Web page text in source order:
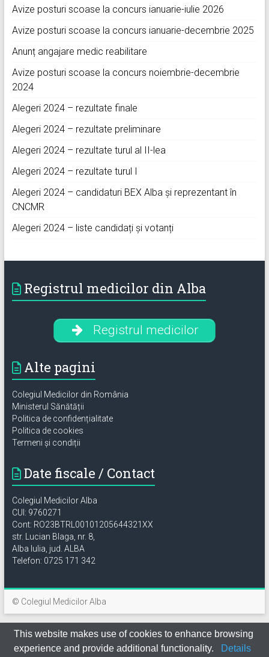
Avize posturi scoase la concurs ianuarie-iulie 2026
Avize posturi scoase la concurs ianuarie-decembrie 2025
Anunț angajare medic reabilitare
Avize posturi scoase la concurs noiembrie-decembrie
2024
Alegeri 2024 – rezultate finale
Alegeri 2024 – rezultate preliminare
Alegeri 2024 – rezultate turul al II-lea
Alegeri 2024 – rezultate turul I
Alegeri 2024 – candidaturi BEX Alba și reprezentant în
CNCMR
Alegeri 2024 – liste candidați și votanți
Registrul medicilor din Alba
Registrul medicilor
Alte pagini
Colegiul Medicilor din România
Ministerul Sănătății
Politica de confidențialitate
Politica de cookies
Termeni și condiții
Date fiscale / Contact
Colegiul Medicilor Alba
CUI: 9760271
Cont: RO23BTRL00101205644321XX
str. Lucian Blaga, nr. 8,
Alba Iulia, jud. ALBA
Telefon: 0725 171 342
© Colegiul Medicilor Alba
This website makes use of cookies to enhance browsing
experience and provide additional functionality.
Details